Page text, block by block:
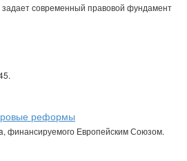
современный правовой фундамент
реформы
финансируемого Европейским Союзом.